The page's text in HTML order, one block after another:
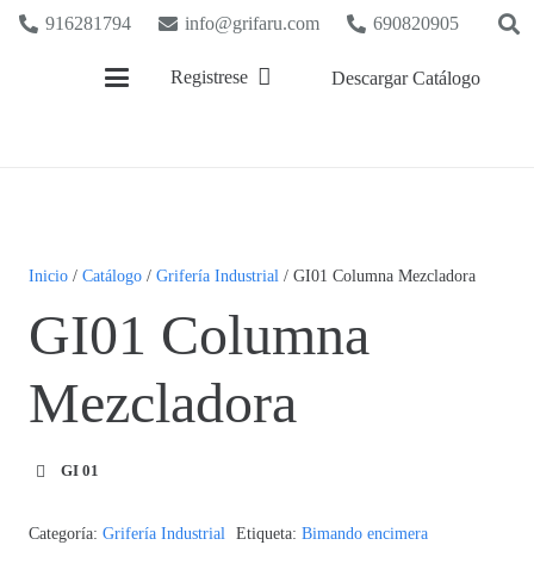
916281794 info@grifaru.com 690820905
Registrese Descargar Catálogo
Inicio / Catálogo / Grifería Industrial / GI01 Columna Mezcladora
GI01 Columna
Mezcladora
GI 01
Categoría: Grifería Industrial Etiqueta: Bimando encimera